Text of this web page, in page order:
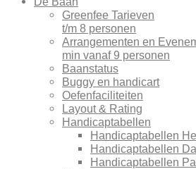
Greenfee Tarieven
t/m 8 personen
Arrangementen en
min vanaf 9 personen
Baanstatus
Buggy en handicart
Oefenfaciliteiten
Layout & Rating
Handicaptabellen
Handicaptabellen
Handicaptabellen
Handicaptabellen